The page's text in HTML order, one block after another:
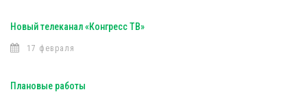
Новый телеканал «Конгресс ТВ»
17 февраля
Плановые работы